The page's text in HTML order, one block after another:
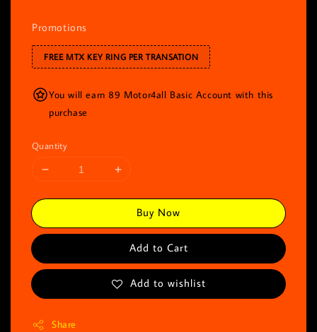
Promotions
FREE MTX KEY RING PER TRANSATION
You will earn 89 Motor4all Basic Account with this
purchase
Quantity
Buy Now
Add to Cart
Add to wishlist
Share